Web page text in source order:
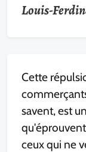
Louis-
Cette
savent, est
ceux qui ne